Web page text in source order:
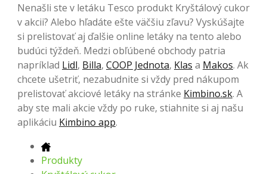
Nenašli ste v letáku Tesco produkt Kryštálový cukor
v akcii? Alebo hľadáte ešte väčšiu zľavu? Vyskúšajte
si prelistovať aj ďalšie online letáky na tento alebo
budúci týždeň. Medzi obľúbené obchody patria
napríklad Lidl, Billa, COOP Jednota, Klas a Makos. Ak
chcete ušetriť, nezabudnite si vždy pred nákupom
prelistovať akciové letáky na stránke Kimbino.sk. A
aby ste mali akcie vždy po ruke, stiahnite si aj našu
aplikáciu Kimbino app.
Produkty